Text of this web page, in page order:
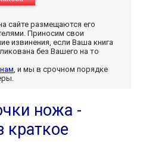
сайте размещаются его
Приносим свои
извинения, если Ваша книга
без Вашего на то
, и мы в срочном порядке
ножа -
краткое